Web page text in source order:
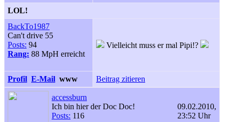
LOL!
BackTo1987
Can't drive 55
Posts: 94
Rang: 88 MpH erreicht
Vielleicht muss er mal Pipi!?
Profil E-Mail www Beitrag zitieren
accessburn
Ich bin hier der Doc Doc!
Posts: 116
09.02.2010,
23:52 Uhr